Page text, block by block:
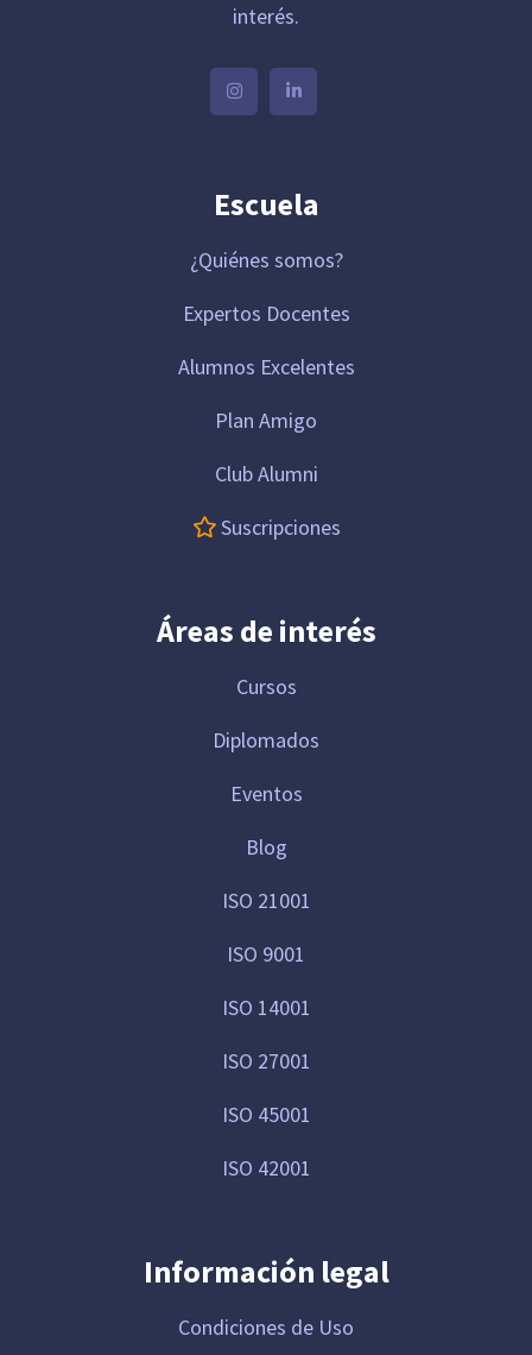
interés.
Escuela
¿Quiénes somos?
Expertos Docentes
Alumnos Excelentes
Plan Amigo
Club Alumni
Suscripciones
Áreas de interés
Cursos
Diplomados
Eventos
Blog
ISO 21001
ISO 9001
ISO 14001
ISO 27001
ISO 45001
ISO 42001
Información legal
Condiciones de Uso